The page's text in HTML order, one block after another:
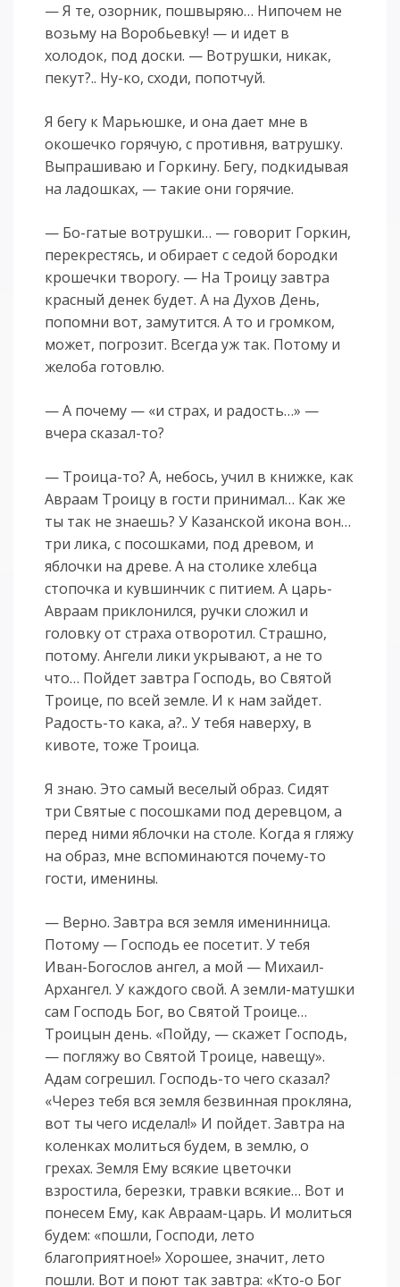
— Я те, озорник, пошвыряю… Нипочем не
возьму на Воробьевку! — и идет в
холодок, под доски. — Вотрушки, никак,
пекут?.. Ну-ко, сходи, попотчуй.
Я бегу к Марьюшке, и она дает мне в
окошечко горячую, с противня, ватрушку.
Выпрашиваю и Горкину. Бегу, подкидывая
на ладошках, — такие они горячие.
— Бо-гатые вотрушки… — говорит Горкин,
перекрестясь, и обирает с седой бородки
крошечки творогу. — На Троицу завтра
красный денек будет. А на Духов День,
попомни вот, замутится. А то и громком,
может, погрозит. Всегда уж так. Потому и
желоба готовлю.
— А почему — «и страх, и радость…» —
вчера сказал-то?
— Троица-то? А, небось, учил в книжке, как
Авраам Троицу в гости принимал… Как же
ты так не знаешь? У Казанской икона вон…
три лика, с посошками, под древом, и
яблочки на древе. А на столике хлебца
стопочка и кувшинчик с питием. А царь-
Авраам приклонился, ручки сложил и
головку от страха отворотил. Страшно,
потому. Ангели лики укрывают, а не то
что… Пойдет завтра Господь, во Святой
Троице, по всей земле. И к нам зайдет.
Радость-то кака, а?.. У тебя наверху, в
кивоте, тоже Троица.
Я знаю. Это самый веселый образ. Сидят
три Святые с посошками под деревцом, а
перед ними яблочки на столе. Когда я гляжу
на образ, мне вспоминаются почему-то
гости, именины.
— Верно. Завтра вся земля именинница.
Потому — Господь ее посетит. У тебя
Иван-Богослов ангел, а мой — Михаил-
Архангел. У каждого свой. А земли-матушки
сам Господь Бог, во Святой Троице…
Троицын день. «Пойду, — скажет Господь,
— погляжу во Святой Троице, навещу».
Адам согрешил. Господь-то чего сказал?
«Через тебя вся земля безвинная прокляна,
вот ты чего исделал!» И пойдет. Завтра на
коленках молиться будем, в землю, о
грехах. Земля Ему всякие цветочки
взростила, березки, травки всякие… Вот и
понесем Ему, как Авраам-царь. И молиться
будем: «пошли, Господи, лето
благоприятное!» Хорошее, значит, лето
пошли. Вот и поют так завтра: «Кто-о Бог